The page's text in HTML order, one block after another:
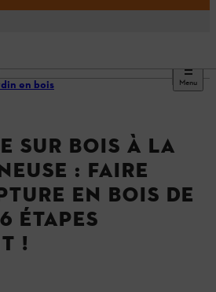
Menu
en bois
SUR BOIS À LA
: FAIRE
EN BOIS DE
ÉTAPES
!
du tronc
hibou sur le bois
contours à la tronçonneuse